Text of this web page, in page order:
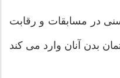
در مسابقات و رقابت
بدن آنان وارد می کند